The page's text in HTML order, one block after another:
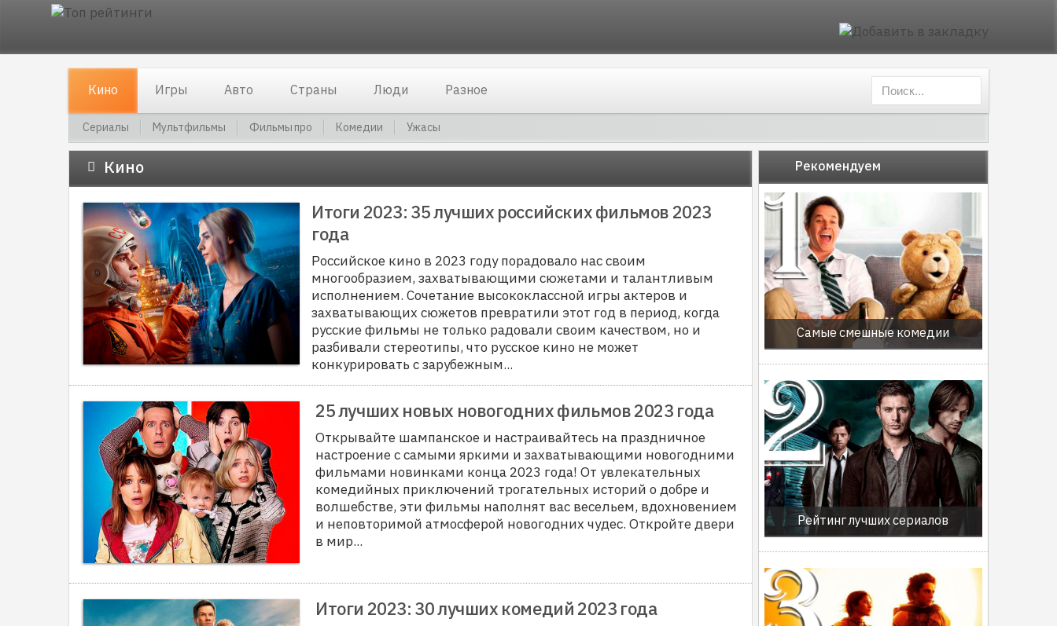
Кино Игры Авто Страны Люди Разное
Сериалы Мультфильмы Фильмы про Комедии Ужасы
Кино
Итоги 2023: 35 лучших российских фильмов 2023
года
Российское кино в 2023 году порадовало нас своим
многообразием, захватывающими сюжетами и талантливым
исполнением. Сочетание высококлассной игры актеров и
захватывающих сюжетов превратили этот год в период, когда
русские фильмы не только радовали своим качеством, но и
разбивали стереотипы, что русское кино не может
конкурировать с зарубежным...
25 лучших новых новогодних фильмов 2023 года
Открывайте шампанское и настраивайтесь на праздничное
настроение с самыми яркими и захватывающими новогодними
фильмами новинками конца 2023 года! От увлекательных
комедийных приключений трогательных историй о добре и
волшебстве, эти фильмы наполнят вас весельем, вдохновением
и неповторимой атмосферой новогодних чудес. Откройте двери
в мир...
Итоги 2023: 30 лучших комедий 2023 года
Рекомендуем
Самые смешные комедии
Рейтинг лучших сериалов